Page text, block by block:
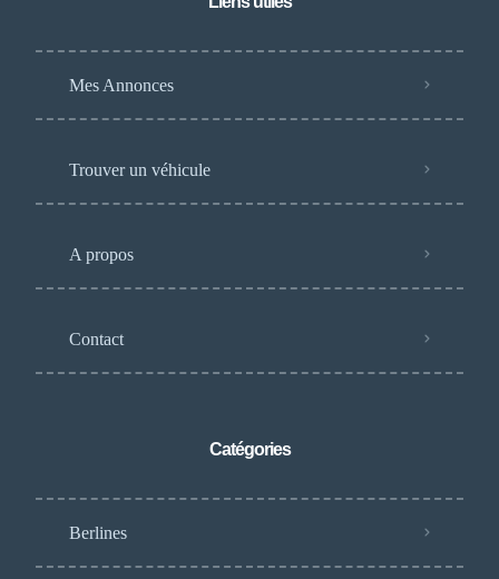
Mes Annonces
Trouver un véhicule
A propos
Contact
Catégories
Berlines